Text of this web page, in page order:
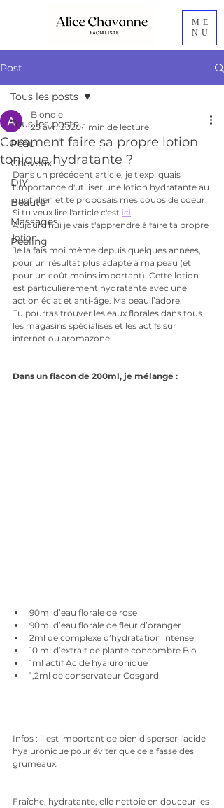
ME
NU
Post
Tous les posts
Peau
Cheveux
DIY
Beauté
Massages
Peeling
Tous les posts
Comment faire sa propre lotion
tonique hydratante ?
Blondie
25 avr. 2020 1 min de lecture
Dans un précédent article, je t'expliquais
l'importance d'utiliser une lotion hydratante au
quotidien et te proposais mes coups de coeur.
Si tu veux lire l'article c'est ici
Aujourd'hui je vais t'apprendre à faire ta propre
lotion.
Je la fais moi même depuis quelques années,
pour un résultat plus adapté à ma peau (et
pour un coût moins important). Cette lotion
est particulièrement hydratante avec une
action éclat et anti-âge. Ma peau l’adore.
Tu pourras trouver les eaux florales dans tous
les magasins spécialisés et les actifs sur
internet ou aromazone.
Dans un flacon de 200ml, je mélange :
90ml d’eau florale de rose
90ml d’eau florale de fleur d’oranger
2ml de complexe d’hydratation intense
10 ml d’extrait de plante concombre Bio
1ml actif Acide hyaluronique
1,2ml de conservateur Cosgard
Infos : il est important de bien disperser l'acide
hyaluronique pour éviter que cela fasse des
grumeaux.
Fraîche, hydratante, elle nettoie en douceur les